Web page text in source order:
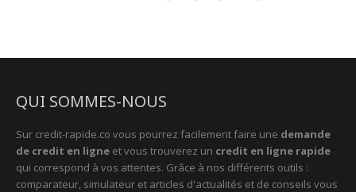
QUI SOMMES-NOUS
Sur credit-rapide.co vous pourrez facilement faire une demande
de credit en ligne et vous trouverez un credit en ligne rapide
qui correspond à vos attentes. Grâce à nos différents outils :
comparateur, simulateur et articles d'actualités et de conseils vous